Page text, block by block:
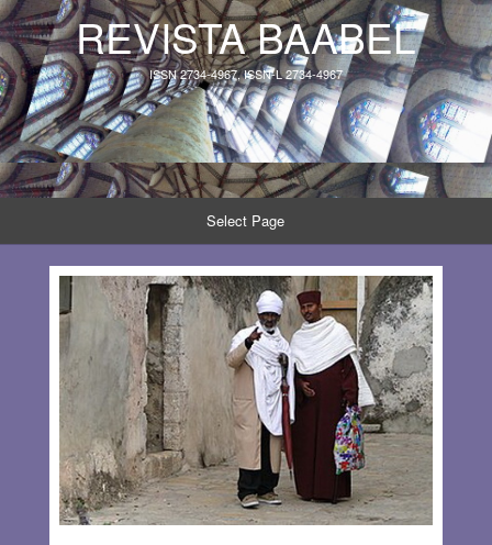
REVISTA BAABEL
ISSN 2734-4967, ISSN-L 2734-4967
Select Page